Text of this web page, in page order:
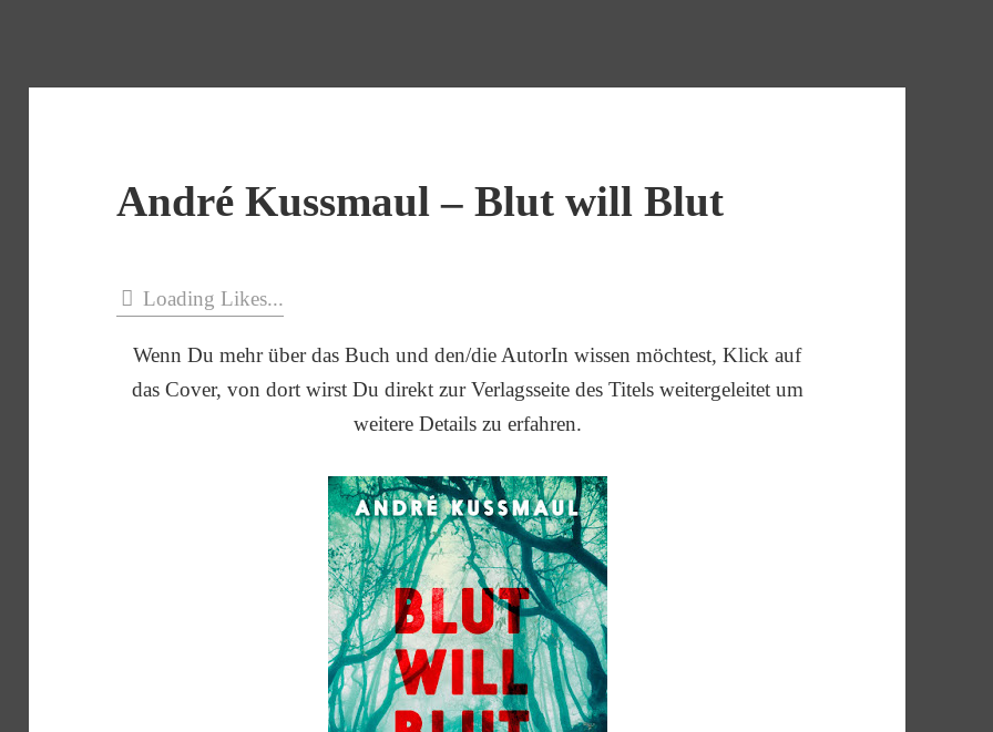
André Kussmaul – Blut will Blut
Loading Likes...
Wenn Du mehr über das Buch und den/die AutorIn wissen möchtest, Klick auf
das Cover, von dort wirst Du direkt zur Verlagsseite des Titels weitergeleitet um
weitere Details zu erfahren.